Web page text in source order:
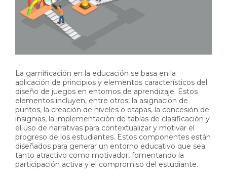
La gamificación en la educación se basa en la
aplicación de principios y elementos característicos del
diseño de juegos en entornos de aprendizaje. Estos
elementos incluyen, entre otros, la asignación de
puntos, la creación de niveles o etapas, la concesión de
insignias, la implementación de tablas de clasificación y
el uso de narrativas para contextualizar y motivar el
progreso de los estudiantes. Estos componentes están
diseñados para generar un entorno educativo que sea
tanto atractivo como motivador, fomentando la
participación activa y el compromiso del estudiante.